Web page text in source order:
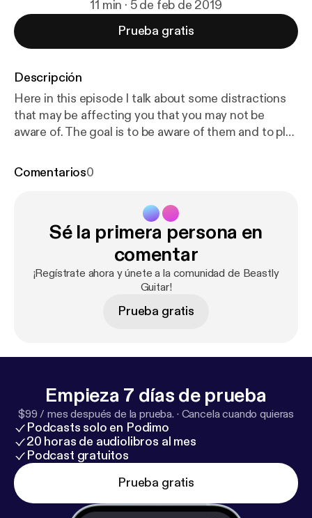
11 min · 5 de feb de 2019
Prueba gratis
Descripción
Here in this episode I talk about some distractions
that may be affecting you that you may not be
aware of. The goal is to be aware of them and to play
Comentarios0
Sé la primera persona en
comentar
¡Regístrate ahora y únete a la comunidad de Beastly
Guitar!
Prueba gratis
Empieza 7 días de prueba
$99 / mes después de la prueba. · Cancela cuando quieras
Podcasts solo en Podimo
20 horas de audiolibros al mes
Podcast gratuitos
Prueba gratis